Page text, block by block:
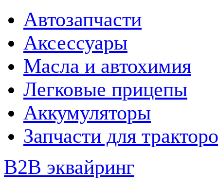
Автозапчасти
Аксессуары
Масла и автохимия
Легковые прицепы
Аккумуляторы
Запчасти для
B2B эквайринг